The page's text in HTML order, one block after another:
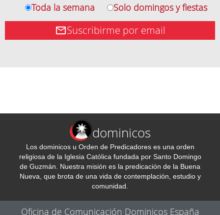
Toda la semana
Solo domingos y fiestas
Suscribirme por email
dominicos
Los dominicos u Orden de Predicadores es una orden
religiosa de la Iglesia Católica fundada por Santo Domingo
de Guzmán. Nuestra misión es la predicación de la Buena
Nueva, que brota de una vida de contemplación, estudio y
comunidad.
Oficina de Comunicación Dominicos España